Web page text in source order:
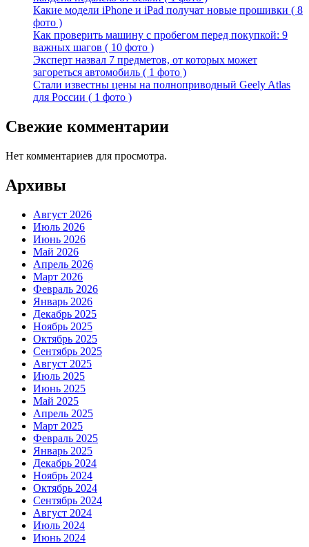
Какие модели iPhone и iPad получат новые прошивки ( 8
фото )
Как проверить машину с пробегом перед покупкой: 9
важных шагов ( 10 фото )
Эксперт назвал 7 предметов, от которых может
загореться автомобиль ( 1 фото )
Стали известны цены на полноприводный Geely Atlas
для России ( 1 фото )
Свежие комментарии
Нет комментариев для просмотра.
Архивы
Август 2026
Июль 2026
Июнь 2026
Май 2026
Апрель 2026
Март 2026
Февраль 2026
Январь 2026
Декабрь 2025
Ноябрь 2025
Октябрь 2025
Сентябрь 2025
Август 2025
Июль 2025
Июнь 2025
Май 2025
Апрель 2025
Март 2025
Февраль 2025
Январь 2025
Декабрь 2024
Ноябрь 2024
Октябрь 2024
Сентябрь 2024
Август 2024
Июль 2024
Июнь 2024